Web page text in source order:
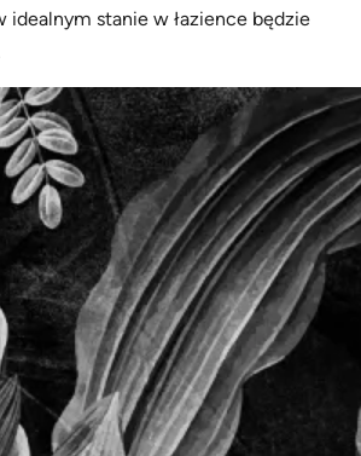
idealnym stanie w łazience będzie